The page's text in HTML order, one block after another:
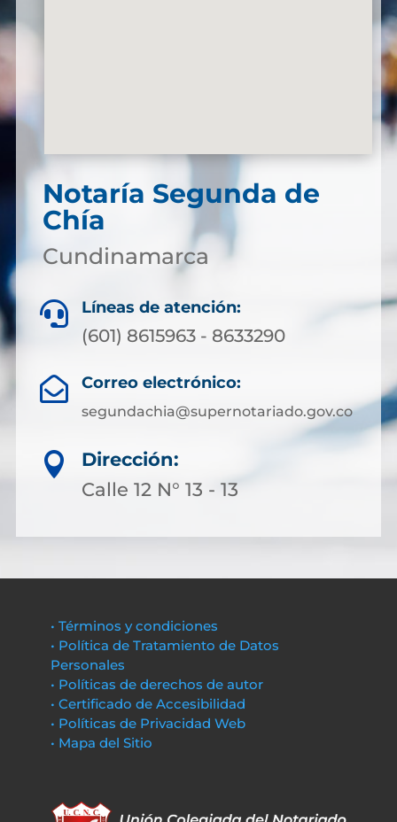
Notaría Segunda de
Chía
Cundinamarca
 Líneas de atención:
(601) 8615963 - 8633290
 Correo electrónico:
segundachia@supernotariado.gov.co

Dirección:
Calle 12 N° 13 - 13
• Términos y condiciones
• Política de Tratamiento de Datos
Personales
• Políticas de derechos de autor
• Certificado de Accesibilidad
• Políticas de Privacidad Web
• Mapa del Sitio